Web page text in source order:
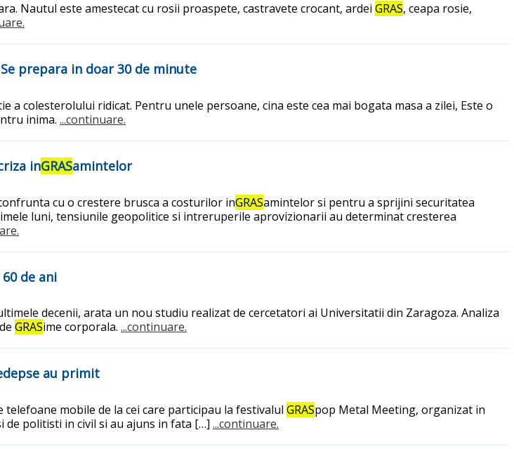
Nautul este amestecat cu rosii proaspete, castravete crocant, ardei GRAS, ceapa rosie,
prepara in doar 30 de minute
a colesterolului ridicat. Pentru unele persoane, cina este cea mai bogata masa a zilei, Este o
inima. ...continuare.
inGRASamintelor
cu o crestere brusca a costurilor inGRASamintelor si pentru a sprijini securitatea
luni, tensiunile geopolitice si intreruperile aprovizionarii au determinat cresterea
de ani
decenii, arata un nou studiu realizat de cercetatori ai Universitatii din Zaragoza. Analiza
GRASime corporala. ...continuare.
au primit
mobile de la cei care participau la festivalul GRASpop Metal Meeting, organizat in
de politisti in civil si au ajuns in fata […] ...continuare.